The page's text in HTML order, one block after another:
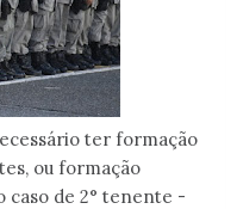
ter formação
ou formação
caso de 2° tenente -